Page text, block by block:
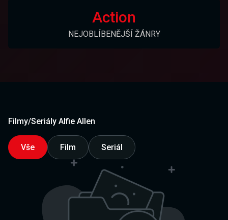
Action
NEJOBLÍBENĚJŠÍ ŽÁNRY
Filmy/Seriály Alfie Allen
Vše Film Seriál